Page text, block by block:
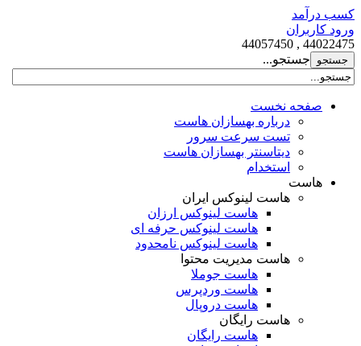
کسب درآمد
ورود کاربران
44022475 , 44057450
جستجو...
صفحه نخست
درباره بهسازان هاست
تست سرعت سرور
دیتاسنتر بهسازان هاست
استخدام
هاست
هاست لینوکس ایران
هاست لینوکس ارزان
هاست لینوکس حرفه ای
هاست لینوکس نامحدود
هاست مدیریت محتوا
هاست جوملا
هاست وردپرس
هاست دروپال
هاست رایگان
هاست رایگان